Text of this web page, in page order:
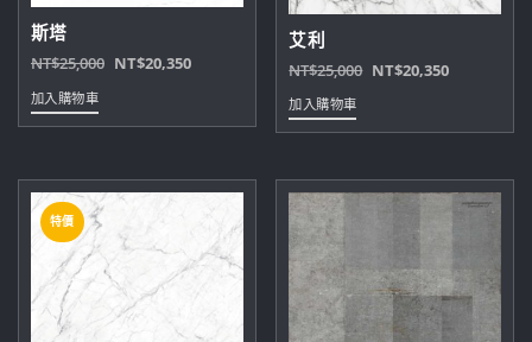
斯塔
NT$25,000 原
NT$20,350
加入購物車
艾利
NT$25,000 原
NT$20,350
加入購物車
特價